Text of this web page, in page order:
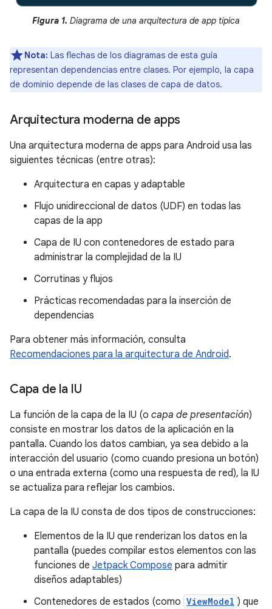
Figura 1. Diagrama de una arquitectura de app típica
Nota: Las flechas de los diagramas de esta guía
representan dependencias entre clases. Por ejemplo, la capa
de dominio depende de las clases de capa de datos.
Arquitectura moderna de apps
Una arquitectura moderna de apps para Android usa las
siguientes técnicas (entre otras):
Arquitectura en capas y adaptable
Flujo unidireccional de datos (UDF) en todas las
capas de la app
Capa de IU con contenedores de estado para
administrar la complejidad de la IU
Corrutinas y flujos
Prácticas recomendadas para la inserción de
dependencias
Para obtener más información, consulta
Recomendaciones para la arquitectura de Android.
Capa de la IU
La función de la capa de la IU (o capa de presentación)
consiste en mostrar los datos de la aplicación en la
pantalla. Cuando los datos cambian, ya sea debido a la
interacción del usuario (como cuando presiona un botón)
o una entrada externa (como una respuesta de red), la IU
se actualiza para reflejar los cambios.
La capa de la IU consta de dos tipos de construcciones:
Elementos de la IU que renderizan los datos en la
pantalla (puedes compilar estos elementos con las
funciones de Jetpack Compose para admitir
diseños adaptables)
Contenedores de estados (como ViewModel ) que